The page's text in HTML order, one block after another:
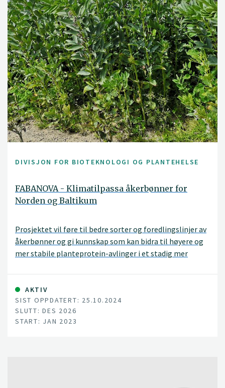
DIVISJON FOR BIOTEKNOLOGI OG PLANTEHELSE
FABANOVA - Klimatilpassa åkerbønner for
Norden og Baltikum
Prosjektet vil føre til bedre sorter og foredlingslinjer av
åkerbønner og gi kunnskap som kan bidra til høyere og
mer stabile planteprotein-avlinger i et stadig mer
varslingstjenester for sjokoladeflekk der målet er å
kunne hjelpe produsenter til mer effektiv
sjukdomsbekjempelse.
AKTIV
SIST OPPDATERT: 25.10.2024
SLUTT: DES 2026
START: JAN 2023